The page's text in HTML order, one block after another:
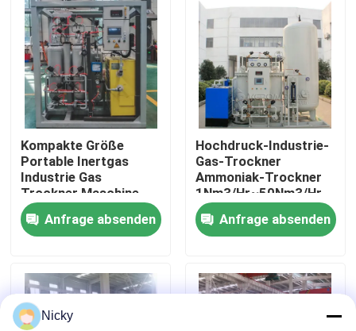
Werksbesichtigung
Qualitätskontrolle
Kontakt mit uns
Neuigkeiten
Bitte um ein Angebot
PSA-Stickstoffgasgeneratoren
Hoher Reinheitsgrad-Stickstoff-Generator
Kompakte Größe
Portable Inertgas
Industrie Gas
Trockner Maschine
hohe Effizienz
Anfrage absenden
Hochdruck-Industrie-
Gas-Trockner
Ammoniak-Trockner
1Nm3/Hr~50Nm3/Hr
Anfrage absenden
Nicky